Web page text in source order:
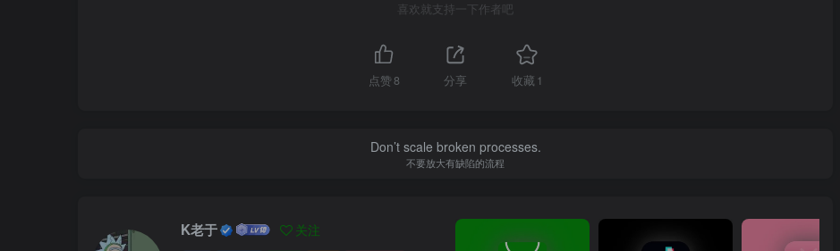
喜欢就支持一下作者吧
点赞8 分享 收藏 1
Don’t scale broken processes.
不要放大有缺陷的流程
K老于 关注